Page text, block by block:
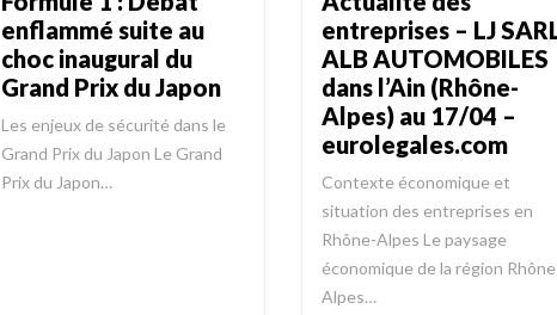
enflammé suite au
choc inaugural du
Grand Prix du Japon
Les enjeux de sécurité dans le
Grand Prix du Japon Le Grand
Prix du Japon…
entreprises – LJ
ALB AUTOMOBILES
dans l’Ain (Rhône-
Alpes) au 17/04 –
eurolegales.com
Contexte économique et
situation des entreprises en
Rhône-Alpes Le paysage
économique de la région
Alpes…